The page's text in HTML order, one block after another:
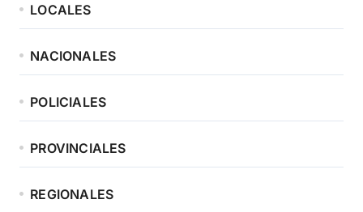
LOCALES
NACIONALES
POLICIALES
PROVINCIALES
REGIONALES